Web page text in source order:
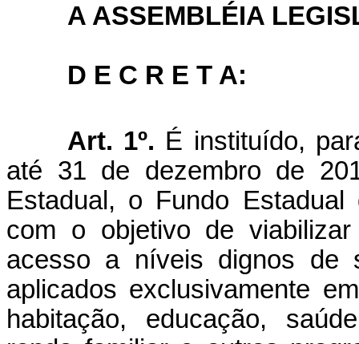
A ASSEMBLÉIA
D E C R E T A:
Art. 1º. É instituído,
até 31 de dezembro de
Estadual, o Fundo
com o objetivo de
acesso a níveis dignos de
aplicados exclusivamente
habitação, educação,